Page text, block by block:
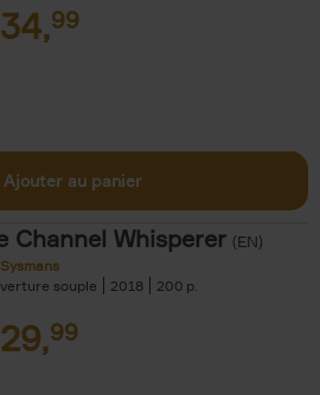
34,99
Ajouter au panier
Channel Whisperer (EN)
souple
2018 200
29,99